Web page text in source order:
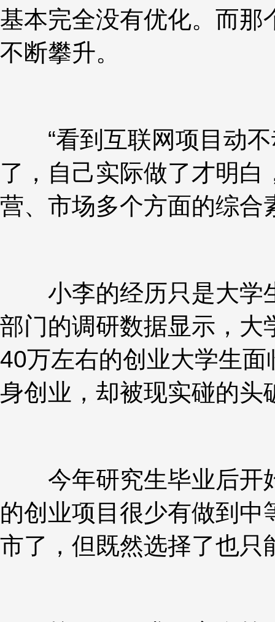
基本完全没有优化。而那
不断攀升。
“看到互联网项目动不
了，自己实际做了才明
营、市场多个方面的综合
小李的经历只是大学
部门的调研数据显示，大
40万左右的创业大学生
身创业，却被现实碰的头
今年研究生毕业后开始
的创业项目很少有做到
市了，但既然选择了也只